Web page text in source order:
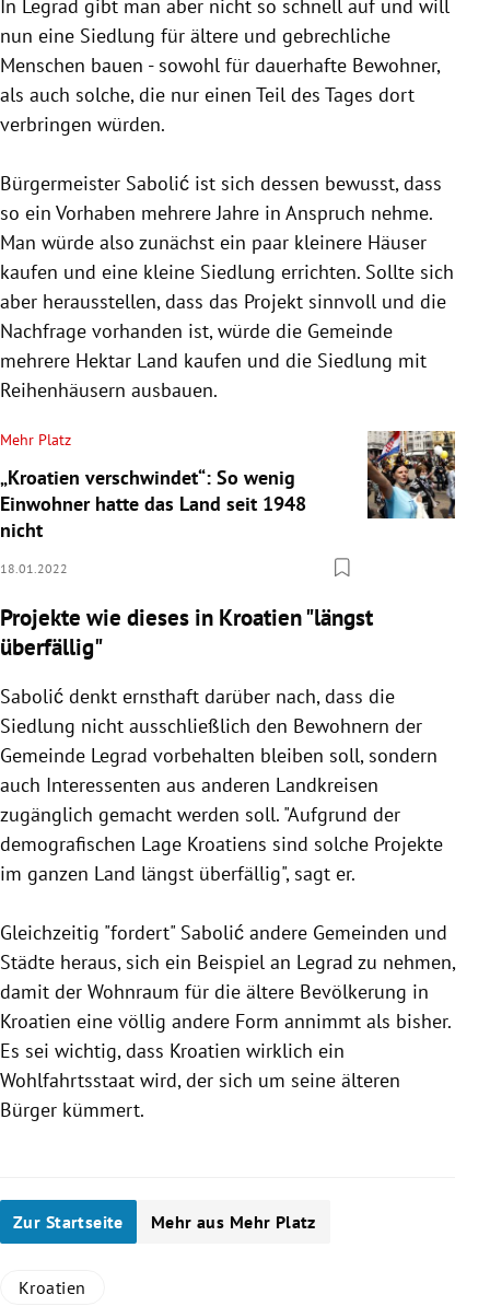
In Legrad gibt man aber nicht so schnell auf und will
nun eine Siedlung für ältere und gebrechliche
Menschen bauen - sowohl für dauerhafte Bewohner,
als auch solche, die nur einen Teil des Tages dort
verbringen würden.
Bürgermeister Sabolić ist sich dessen bewusst, dass
so ein Vorhaben mehrere Jahre in Anspruch nehme.
Man würde also zunächst ein paar kleinere Häuser
kaufen und eine kleine Siedlung errichten. Sollte sich
aber herausstellen, dass das Projekt sinnvoll und die
Nachfrage vorhanden ist, würde die Gemeinde
mehrere Hektar Land kaufen und die Siedlung mit
Reihenhäusern ausbauen.
Mehr Platz
„Kroatien verschwindet“: So wenig
Einwohner hatte das Land seit 1948
nicht
18.01.2022
Projekte wie dieses in Kroatien "längst
überfällig"
Sabolić denkt ernsthaft darüber nach, dass die
Siedlung nicht ausschließlich den Bewohnern der
Gemeinde Legrad vorbehalten bleiben soll, sondern
auch Interessenten aus anderen Landkreisen
zugänglich gemacht werden soll. "Aufgrund der
demografischen Lage Kroatiens sind solche Projekte
im ganzen Land längst überfällig", sagt er.
Gleichzeitig "fordert" Sabolić andere Gemeinden und
Städte heraus, sich ein Beispiel an Legrad zu nehmen,
damit der Wohnraum für die ältere Bevölkerung in
Kroatien eine völlig andere Form annimmt als bisher.
Es sei wichtig, dass Kroatien wirklich ein
Wohlfahrtsstaat wird, der sich um seine älteren
Bürger kümmert.
Zur Startseite Mehr aus Mehr Platz
Kroatien